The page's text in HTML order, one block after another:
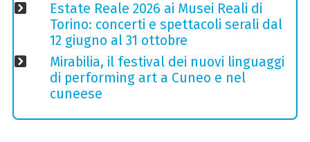
Estate Reale 2026 ai Musei Reali di
Torino: concerti e spettacoli serali dal
12 giugno al 31 ottobre
Mirabilia, il festival dei nuovi linguaggi
di performing art a Cuneo e nel
cuneese